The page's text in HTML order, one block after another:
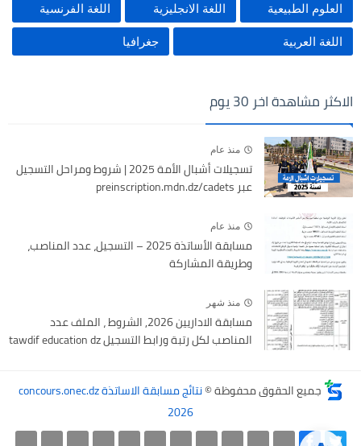
العلوم الطبيعية اللغة الانجليزية اللغة الفرنسية
اللغة العربية جغرافيا
الاكثر مشاهدة اخر 30 يوم
منذ عام
تسجيلات أشبال الأمة 2025 | شروط ومراحل التسجيل
عبر preinscription.mdn.dz/cadets
منذ عام
مسابقة الأساتذة 2025 – التسجيل، عدد المناصب،
وطريقة المشاركة
منذ شهر
مسابقة الاداريين 2026, الشروط ، الملف عدد
المناصب لكل رتبة ورابط التسجيل tawdif education dz
جميع الحقوق محفوظة ©
نتائج مسابقة الاساتذة concours.onec.dz
2026